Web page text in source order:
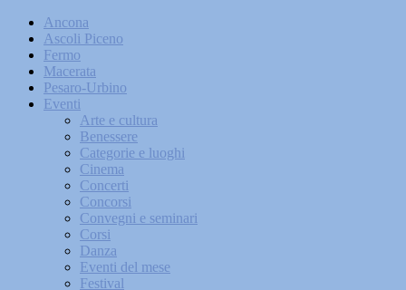
Ancona
Ascoli Piceno
Fermo
Macerata
Pesaro-Urbino
Eventi
Arte e cultura
Benessere
Categorie e luoghi
Cinema
Concerti
Concorsi
Convegni e seminari
Corsi
Danza
Eventi del mese
Festival